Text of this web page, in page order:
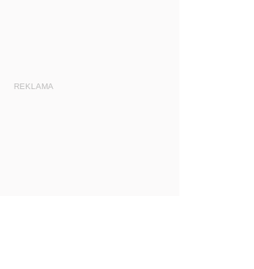
REKLAMA